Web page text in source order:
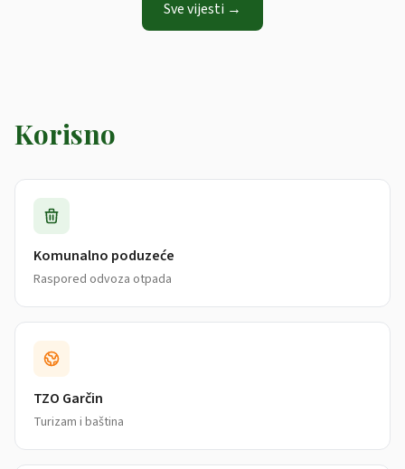
Sve vijesti →
Korisno
Komunalno poduzeće
Raspored odvoza otpada
TZO Garčin
Turizam i baština